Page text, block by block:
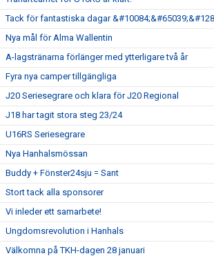
Tack för fantastiska dagar
Nya mål för Alma Wallentin
A-lagstränarna förlänger med ytterligare två år
Fyra nya camper tillgängliga
J20 Seriesegrare och klara för J20 Regional
J18 har tagit stora steg 23/24
U16RS Seriesegrare
Nya Hanhalsmössan
Buddy + Fönster24sju = Sant
Stort tack alla sponsorer
Vi inleder ett samarbete!
Ungdomsrevolution i Hanhals
Välkomna på TKH-dagen 28 januari